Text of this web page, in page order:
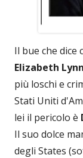
Il bue che dice
Elizabeth
più loschi e
Stati Uniti
lei il pericolo è
Il suo dolce
degli States